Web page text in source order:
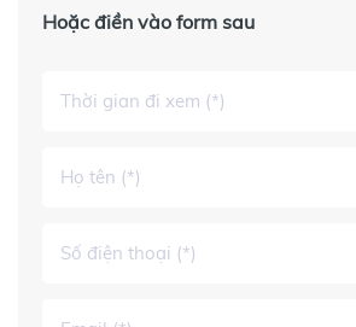
Hoặc điền vào form sau